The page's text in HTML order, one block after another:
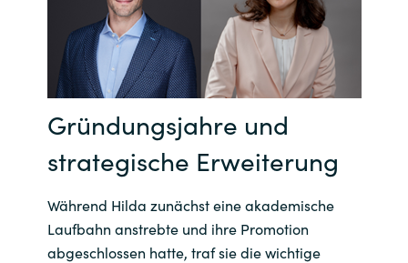
Malaysia
Middle East
Netherlands
Norway
Oman
Philippines
Gründungsjahre und
strategische Erweiterung
Während Hilda zunächst eine akademische
Laufbahn anstrebte und ihre Promotion
abgeschlossen hatte, traf sie die wichtige